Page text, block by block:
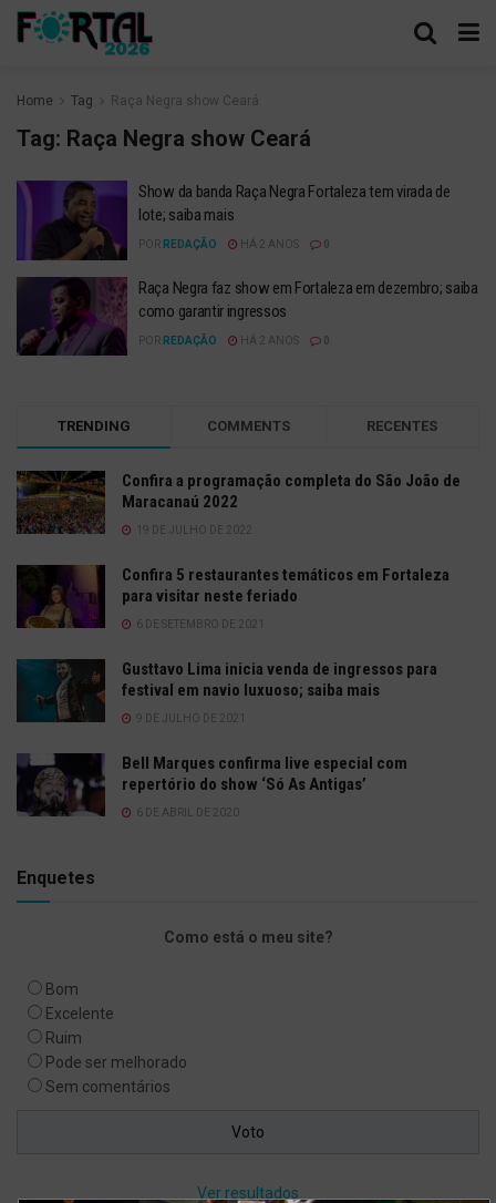
Home Tag Raça Negra show Ceará
Tag: Raça Negra show Ceará
Show da banda Raça Negra Fortaleza tem virada de
lote; saiba mais
POR REDAÇÃO HÁ 2 ANOS
Raça Negra faz show em Fortaleza em dezembro; saiba
como garantir ingressos
POR REDAÇÃO HÁ 2 ANOS
TRENDING COMMENTS RECENTES
Confira a programação completa do São João de
Maracanaú 2022
19 DE JULHO DE 2022
Confira 5 restaurantes temáticos em Fortaleza
para visitar neste feriado
6 DE SETEMBRO DE 2021
Gusttavo Lima inicia venda de ingressos para
festival em navio luxuoso; saiba mais
9 DE JULHO DE 2021
Bell Marques confirma live especial com
repertório do show ‘Só As Antigas’
6 DE ABRIL DE 2020
Enquetes
Como está o meu site?
Bom
Excelente
Ruim
Pode ser melhorado
Sem comentários
Ver resultados